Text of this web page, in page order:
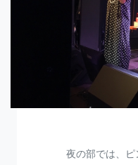
夜の部では、